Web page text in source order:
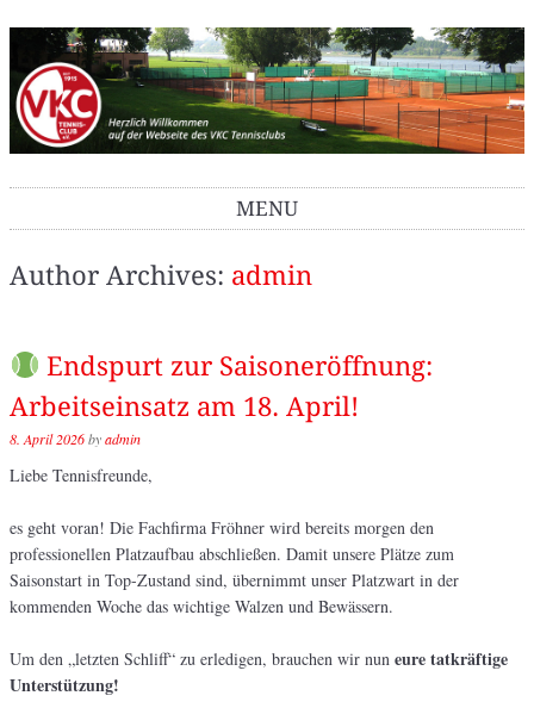
VKC Tennisclub
MENU
Author Archives: admin
Endspurt zur Saisoneröffnung:
Arbeitseinsatz am 18. April!
8. April 2026byadmin
Liebe Tennisfreunde,
es geht voran! Die Fachfirma Fröhner wird bereits morgen den
professionellen Platzaufbau abschließen. Damit unsere Plätze zum
Saisonstart in Top-Zustand sind, übernimmt unser Platzwart in der
kommenden Woche das wichtige Walzen und Bewässern.
Um den „letzten Schliff“ zu erledigen, brauchen wir nun eure tatkräftige
Unterstützung!